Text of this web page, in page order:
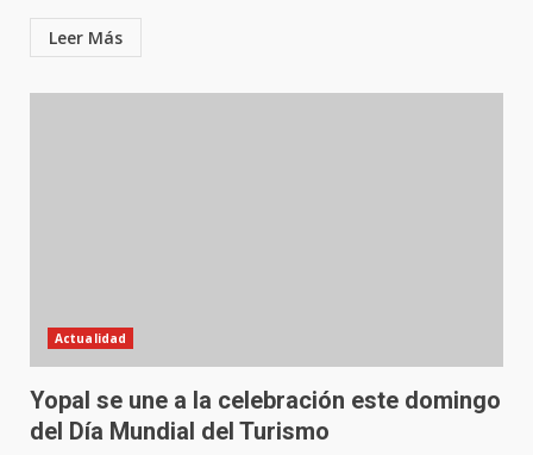
Leer Más
Actualidad
Yopal se une a la celebración este domingo
del Día Mundial del Turismo